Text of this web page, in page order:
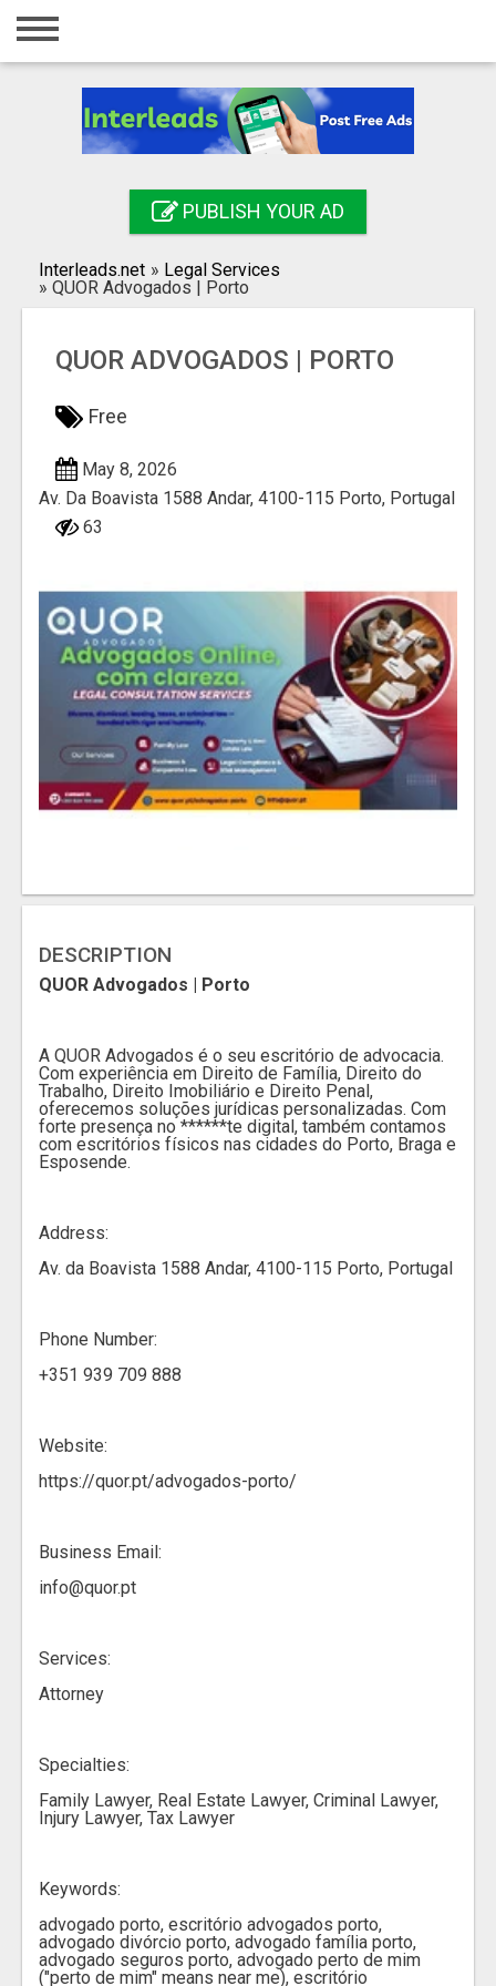
Home
Registration
Search
PUBLISH YOUR AD
Interleads.net » Legal Services
» QUOR Advogados | Porto
QUOR ADVOGADOS | PORTO
Free
May 8, 2026
Av. Da Boavista 1588 Andar, 4100-115 Porto, Portugal
63
DESCRIPTION
QUOR Advogados | Porto
A QUOR Advogados é o seu escritório de advocacia.
Com experiência em Direito de Família, Direito do
Trabalho, Direito Imobiliário e Direito Penal,
oferecemos soluções jurídicas personalizadas. Com
forte presença no ******te digital, também contamos
com escritórios físicos nas cidades do Porto, Braga e
Esposende.
Address:
Av. da Boavista 1588 Andar, 4100-115 Porto, Portugal
Phone Number:
+351 939 709 888
Website:
https://quor.pt/advogados-porto/
Business Email:
info@quor.pt
Services:
Attorney
Specialties:
Family Lawyer, Real Estate Lawyer, Criminal Lawyer,
Injury Lawyer, Tax Lawyer
Keywords:
advogado porto, escritório advogados porto,
advogado divórcio porto, advogado família porto,
advogado seguros porto, advogado perto de mim
("perto de mim" means near me), escritório